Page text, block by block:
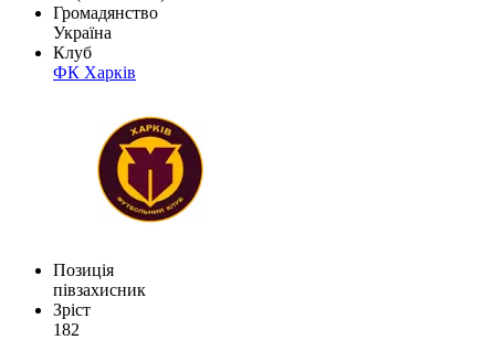
Громадянство
Україна
Клуб
ФК Харків
Позиція
півзахисник
Зріст
182